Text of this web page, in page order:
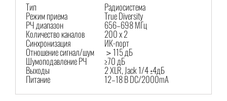
Тип Радиосистема
Режим приема True Diversity
РЧ диапазон 656–698 МГц
Количество каналов 200 x 2
Синхронизация ИК-порт
Отношение сигнал/шум ＞115 дБ
Шумоподавление РЧ ≥70 дБ
Выходы 2 XLR, Jack 1/4 ±4дБ
Питание 12–18 В DC/2000mA